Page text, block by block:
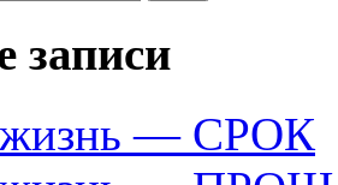
записи
— СРОК